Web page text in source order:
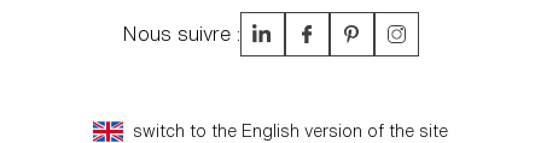
Nous suivre :
switch to the English version of the site